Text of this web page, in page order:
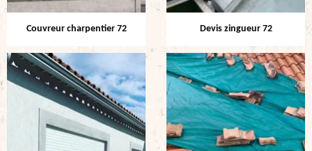
Couvreur charpentier 72 Devis zingueur 72